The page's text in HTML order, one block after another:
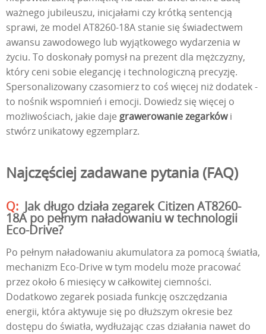
ważnego jubileuszu, inicjałami czy krótką sentencją
sprawi, że model AT8260-18A stanie się świadectwem
awansu zawodowego lub wyjątkowego wydarzenia w
życiu. To doskonały pomysł na prezent dla mężczyzny,
który ceni sobie elegancję i technologiczną precyzję.
Spersonalizowany czasomierz to coś więcej niż dodatek -
to nośnik wspomnień i emocji. Dowiedz się więcej o
możliwościach, jakie daje grawerowanie zegarkówi
stwórz unikatowy egzemplarz.
Najczęściej zadawane pytania (FAQ)
Jak długo działa zegarek Citizen AT8260-
18A po pełnym naładowaniu w technologii
Eco-Drive?
Po pełnym naładowaniu akumulatora za pomocą światła,
mechanizm Eco-Drive w tym modelu może pracować
przez około 6 miesięcy w całkowitej ciemności.
Dodatkowo zegarek posiada funkcję oszczędzania
energii, która aktywuje się po dłuższym okresie bez
dostępu do światła, wydłużając czas działania nawet do